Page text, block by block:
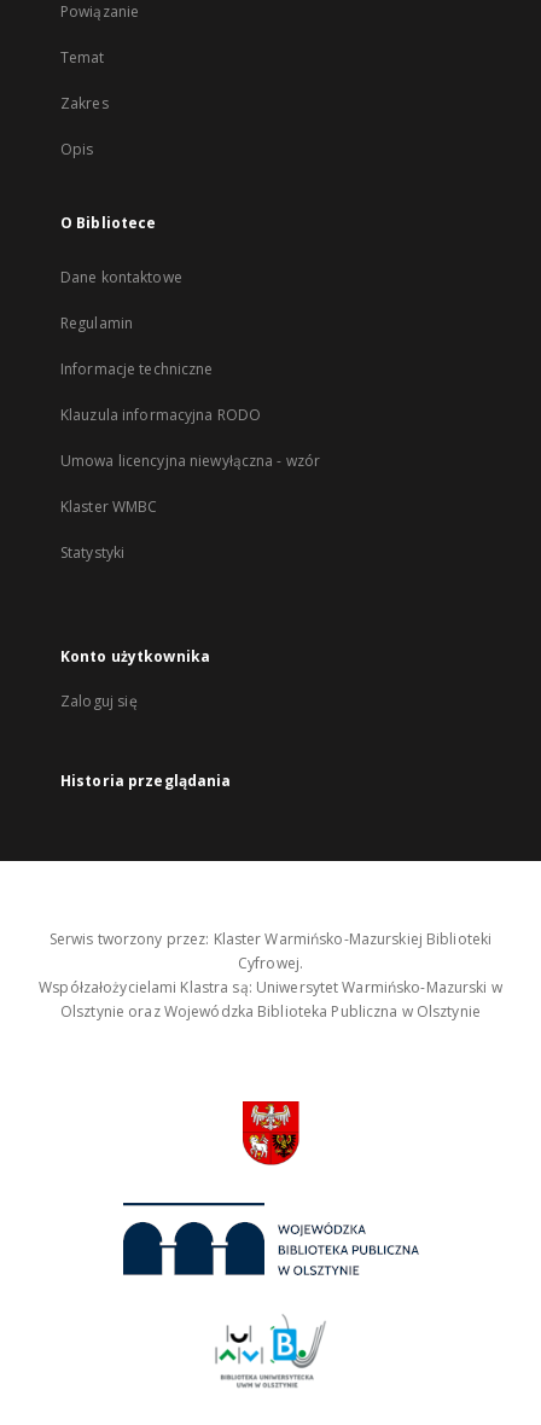
Powiązanie
Temat
Zakres
Opis
O Bibliotece
Dane kontaktowe
Regulamin
Informacje techniczne
Klauzula informacyjna RODO
Umowa licencyjna niewyłączna - wzór
Klaster WMBC
Statystyki
Konto użytkownika
Zaloguj się
Historia przeglądania
Serwis tworzony przez: Klaster Warmińsko-Mazurskiej Biblioteki
Cyfrowej.
Współzałożycielami Klastra są: Uniwersytet Warmińsko-Mazurski w
Olsztynie oraz Wojewódzka Biblioteka Publiczna w Olsztynie